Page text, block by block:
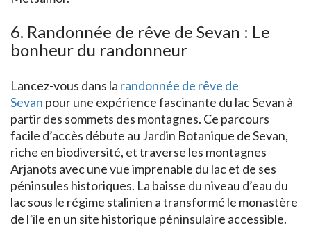
6. Randonnée de rêve de Sevan : Le
bonheur du randonneur
Lancez-vous dans la randonnée de rêve de
Sevan pour une expérience fascinante du lac Sevan à
partir des sommets des montagnes. Ce parcours
facile d’accès débute au Jardin Botanique de Sevan,
riche en biodiversité, et traverse les montagnes
Arjanots avec une vue imprenable du lac et de ses
péninsules historiques. La baisse du niveau d’eau du
lac sous le régime stalinien a transformé le monastère
de l’île en un site historique péninsulaire accessible.